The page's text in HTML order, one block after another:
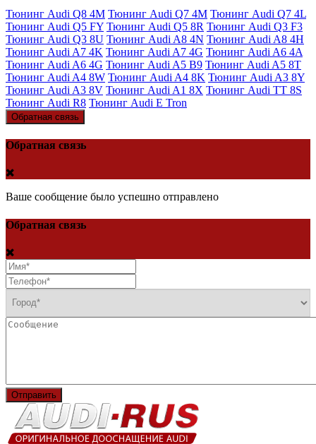
Тюнинг Audi Q8 4M Тюнинг Audi Q7 4M Тюнинг Audi Q7 4L
Тюнинг Audi Q5 FY Тюнинг Audi Q5 8R Тюнинг Audi Q3 F3
Тюнинг Audi Q3 8U Тюнинг Audi A8 4N Тюнинг Audi A8 4H
Тюнинг Audi A7 4K Тюнинг Audi A7 4G Тюнинг Audi A6 4A
Тюнинг Audi A6 4G Тюнинг Audi A5 B9 Тюнинг Audi A5 8T
Тюнинг Audi A4 8W Тюнинг Audi A4 8K Тюнинг Audi A3 8Y
Тюнинг Audi A3 8V Тюнинг Audi A1 8X Тюнинг Audi TT 8S
Тюнинг Audi R8 Тюнинг Audi E Tron
Обратная связь
Обратная связь
Ваше сообщение было успешно отправлено
Обратная связь
Отправить